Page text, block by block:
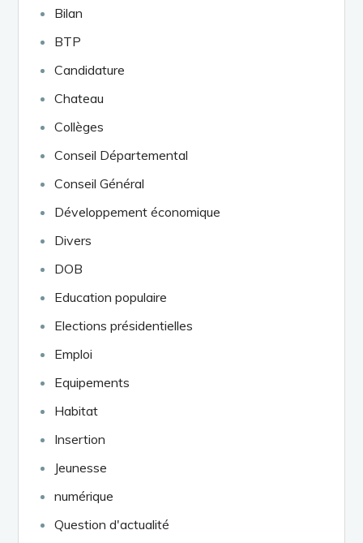
Bilan
BTP
Candidature
Chateau
Collèges
Conseil Départemental
Conseil Général
Développement économique
Divers
DOB
Education populaire
Elections présidentielles
Emploi
Equipements
Habitat
Insertion
Jeunesse
numérique
Question d'actualité